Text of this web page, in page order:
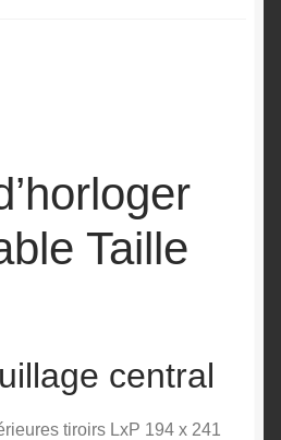
Taille
central
tiroirs LxP 194 x 241